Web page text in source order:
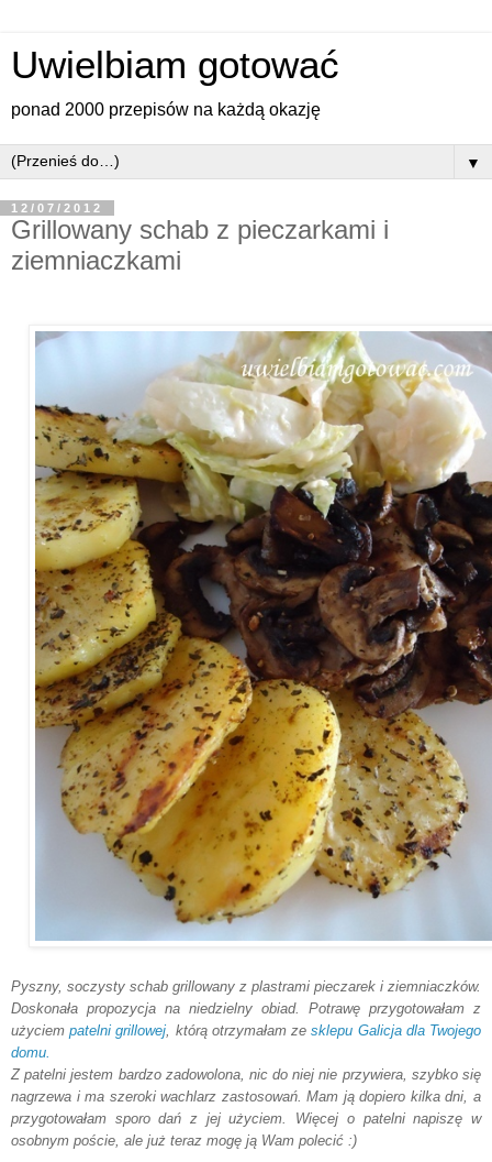
Uwielbiam gotować
ponad 2000 przepisów na każdą okazję
▼
12/07/2012
Grillowany schab z pieczarkami i
ziemniaczkami
Pyszny, soczysty schab grillowany z plastrami pieczarek i ziemniaczków.
Doskonała propozycja na niedzielny obiad. Potrawę przygotowałam z
użyciempatelni grillowej, którą otrzymałam zesklepu Galicja dla Twojego
domu.
Z patelni jestem bardzo zadowolona, nic do niej nie przywiera, szybko się
nagrzewa i ma szeroki wachlarz zastosowań. Mam ją dopiero kilka dni, a
przygotowałam sporo dań z jej użyciem. Więcej o patelni napiszę w
osobnym poście, ale już teraz mogę ją Wam polecić :)